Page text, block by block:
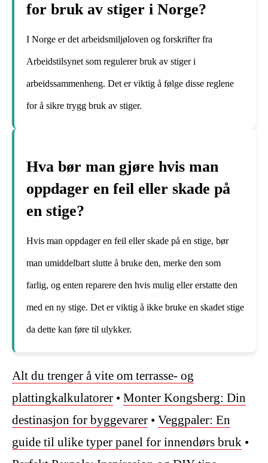
for bruk av stiger i Norge?
I Norge er det arbeidsmiljøloven og forskrifter fra
Arbeidstilsynet som regulerer bruk av stiger i
arbeidssammenheng. Det er viktig å følge disse reglene
for å sikre trygg bruk av stiger.
Hva bør man gjøre hvis man
oppdager en feil eller skade på
en stige?
Hvis man oppdager en feil eller skade på en stige, bør
man umiddelbart slutte å bruke den, merke den som
farlig, og enten reparere den hvis mulig eller erstatte den
med en ny stige. Det er viktig å ikke bruke en skadet stige
da dette kan føre til ulykker.
Alt du trenger å vite om terrasse- og
plattingkalkulatorer • Monter Kongsberg: Din
destinasjon for byggevarer • Veggpaler: En
guide til ulike typer panel for innendørs bruk •